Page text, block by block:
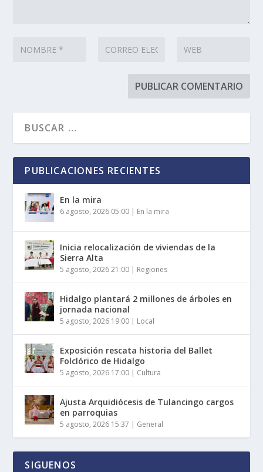
PUBLICACIONES RECIENTES
En la mira
6 agosto, 2026 05:00 | En la mira
Inicia relocalización de viviendas de la
Sierra Alta
5 agosto, 2026 21:00 | Regiones
Hidalgo plantará 2 millones de árboles en
jornada nacional
5 agosto, 2026 19:00 | Local
Exposición rescata historia del Ballet
Folclórico de Hidalgo
5 agosto, 2026 17:00 | Cultura
Ajusta Arquidiócesis de Tulancingo cargos
en parroquias
5 agosto, 2026 15:37 | General
SIGUENOS